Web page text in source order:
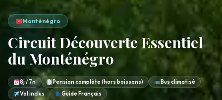
Monténégro
Circuit Découverte Essentiel
du Monténégro
8j / 7n Pension complète (hors boissons)
Bus climatisé
Vol inclus
Guide Français